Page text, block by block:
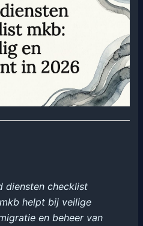
diensten checklist
helpt bij veilige
en beheer van